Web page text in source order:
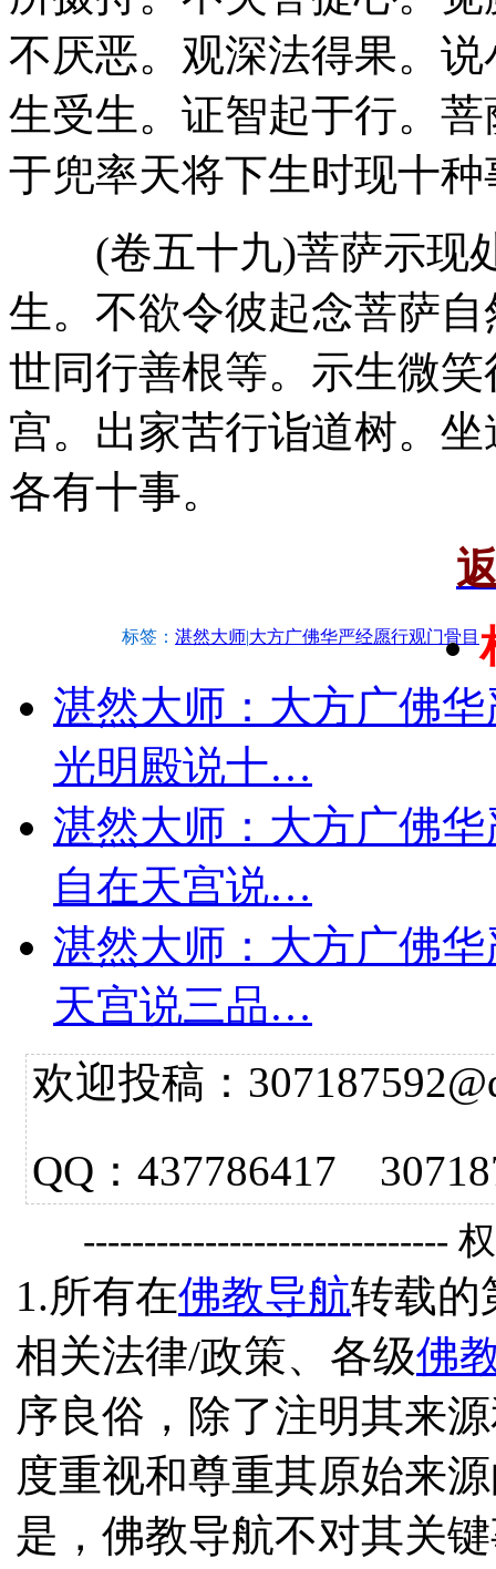
不厌恶。观深法得果。
生受生。证智起于行。
于兜率天将下生时现十种
(卷五十九)菩萨示现
生。不欲令彼起念菩萨
世同行善根等。示生微
宫。出家苦行诣道树。
各有十事。
标签： 湛然大师|大方广佛华严经愿行观门骨目
湛然大师：大方广佛
光明殿说十…
湛然大师：大方广佛
自在天宫说…
湛然大师：大方广佛
天宫说三品…
欢迎投稿：
QQ：437786417
------------------------------
1.所有在佛教导航转载的
相关法律/政策、各级佛
序良俗，除了注明其来
度重视和尊重其原始来
是，佛教导航不对其关